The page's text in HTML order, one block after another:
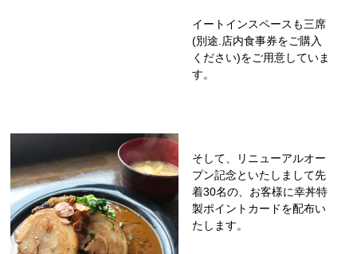
イートインスペースも三席
(別途.店内食事券をご購入
ください)をご用意していま
す。
そして、リニューアルオー
プン記念といたしまして先
着30名の、お客様に幸丼特
製ポイントカードを配布い
たします。